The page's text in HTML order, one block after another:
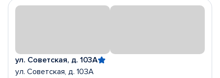
ул. Советская, д. 103А
ул. Советская, д. 103А